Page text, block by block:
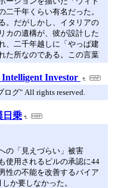
二千年くらい有名だった。
。だがしかし、イタリアの
カの遺構が、彼が設計した
、二千年越しに「やっぱ建
た所なのである。この言葉
Intelligent Investor
グ" All rights reserved.
日乗
の「見えづらい」被害
使用されるピルの承認に44
性の不能を改善するバイア
か要しなかった。